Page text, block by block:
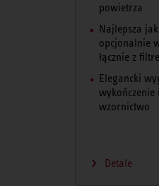
powietrza
Najlepsza
opcjonalnie
łącznie z
Elegancki
wykończenie
wzornictwo
Detale